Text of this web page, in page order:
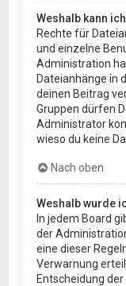
Weshalb kann
Rechte für
und einzelne
Administration
Dateianhänge in
deinen Beitrag
Gruppen dürfen
Administrator
wieso du keine
Nach oben
Weshalb wurde
In jedem Board
der
eine dieser
Verwarnung
Entscheidung